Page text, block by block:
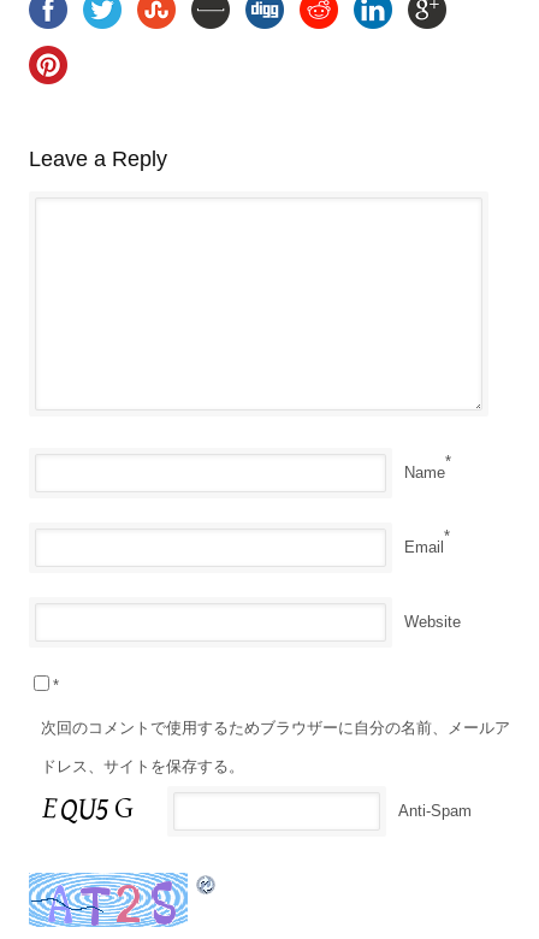
Leave a Reply
Name
*
Email
*
Website
次回のコメントで使用するためブラウザーに自分の名前、メールア
ドレス、サイトを保存する。
Anti-Spam
*